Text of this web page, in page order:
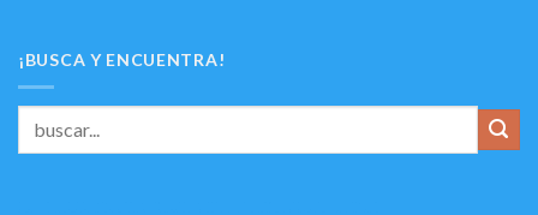
¡BUSCA Y ENCUENTRA!